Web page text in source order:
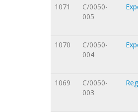
1071
C/0050-
005
1070
C/0050-
004
1069
C/0050-
003